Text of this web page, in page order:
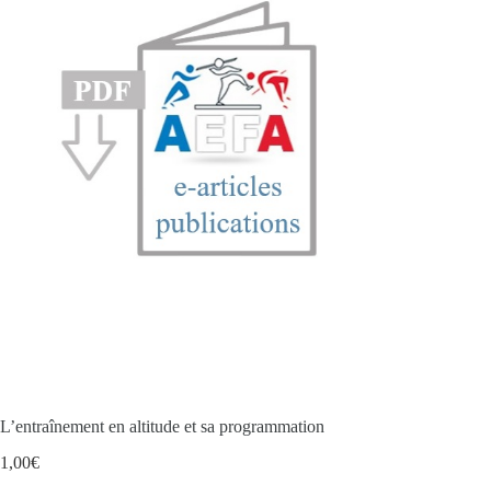
L’entraînement en altitude et sa programmation
1,00€